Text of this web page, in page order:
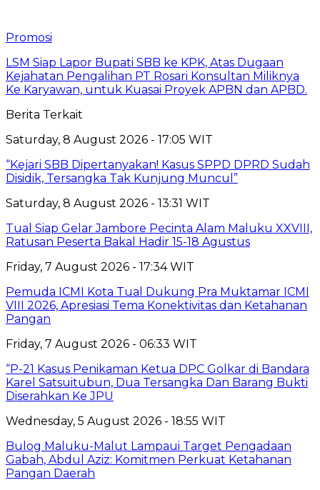
Promosi
LSM Siap Lapor Bupati SBB ke KPK, Atas Dugaan
Kejahatan Pengalihan PT Rosari Konsultan Miliknya
Ke Karyawan, untuk Kuasai Proyek APBN dan APBD.
Berita Terkait
Saturday, 8 August 2026 - 17:05 WIT
“Kejari SBB Dipertanyakan! Kasus SPPD DPRD Sudah
Disidik, Tersangka Tak Kunjung Muncul”
Saturday, 8 August 2026 - 13:31 WIT
Tual Siap Gelar Jambore Pecinta Alam Maluku XXVIII,
Ratusan Peserta Bakal Hadir 15-18 Agustus
Friday, 7 August 2026 - 17:34 WIT
Pemuda ICMI Kota Tual Dukung Pra Muktamar ICMI
VIII 2026, Apresiasi Tema Konektivitas dan Ketahanan
Pangan
Friday, 7 August 2026 - 06:33 WIT
“P-21 Kasus Penikaman Ketua DPC Golkar di Bandara
Karel Satsuitubun, Dua Tersangka Dan Barang Bukti
Diserahkan Ke JPU
Wednesday, 5 August 2026 - 18:55 WIT
Bulog Maluku-Malut Lampaui Target Pengadaan
Gabah, Abdul Aziz: Komitmen Perkuat Ketahanan
Pangan Daerah